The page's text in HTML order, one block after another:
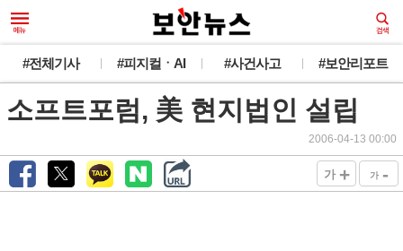
#전체기사 #피지컬ㆍAI #사건사고 #보안리포트
소프트포럼, 美 현지법인 설립
2006-04-13 00:00
가 + 가 -